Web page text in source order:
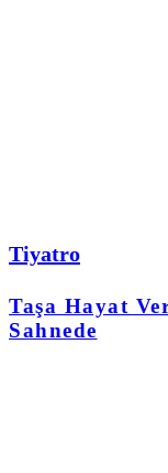
Tiyatro
Taşa Hayat
Sahnede